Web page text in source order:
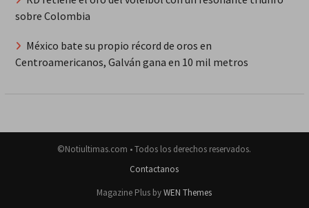
sobre Colombia
México bate su propio récord de oros en
Centroamericanos, Galván gana en 10 mil metros
©Notiultimas.com • Todos los derechos reservados.
Contactanos
Magazine Plus byWEN Themes